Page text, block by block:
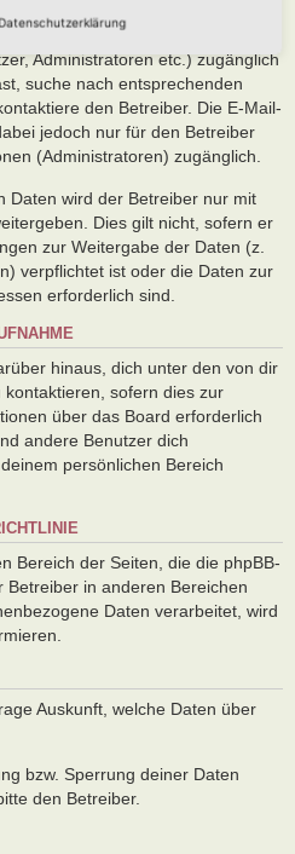
kann jedoch festlegen, dass
eingeschränkten Nutzerkreis
Administratoren etc.) zugänglich
suche nach entsprechenden
den Betreiber. Die E-Mail-
jedoch nur für den Betreiber
(Administratoren) zugänglich.
Daten wird der Betreiber nur mit
Dies gilt nicht, sofern er
zur Weitergabe der Daten (z.
verpflichtet ist oder die Daten zur
erforderlich sind.
hinaus, dich unter den von dir
sofern dies zur
über das Board erforderlich
andere Benutzer dich
persönlichen Bereich
Bereich der Seiten, die die phpBB-
in anderen Bereichen
Daten verarbeitet, wird
Auskunft, welche Daten über
bzw. Sperrung deiner Daten
den Betreiber.
Datenschutzerklärung